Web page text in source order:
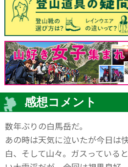
感想コメント
数年ぶりの白馬岳だ。
あの時は天気に泣いたが今日は
白、そして山々。ガスっている